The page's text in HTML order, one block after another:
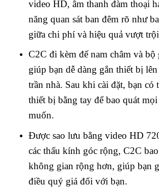
video HD, âm thanh đàm thoại
năng quan sát ban đêm rõ như
giữa chi phí và hiệu quả vượt
C2C đi kèm đế nam châm và bộ
giúp bạn dễ dàng gắn thiết bị
trần nhà. Sau khi cài đặt, bạn có
thiết bị bằng tay để bao quát
muốn.
Được sao lưu bằng video HD
các thấu kính góc rộng, C2C
không gian rộng hơn, giúp bạn
điều quý giá đối với bạn.